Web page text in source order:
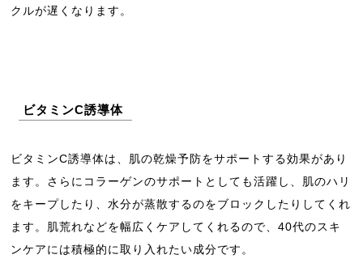
クルが遅くなります。
ビタミンC誘導体
ビタミンC誘導体は、肌の乾燥予防をサポートする効果があり
ます。さらにコラーゲンのサポートとしても活躍し、肌のハリ
をキープしたり、水分が蒸散するのをブロックしたりしてくれ
ます。肌荒れなどを幅広くケアしてくれるので、40代のスキ
ンケアには積極的に取り入れたい成分です。